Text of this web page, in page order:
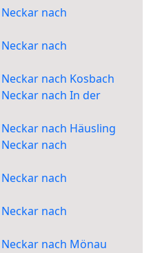
nach
nach
nach Kosbach
nach In der
nach Häusling
nach
nach
nach
nach Mönau